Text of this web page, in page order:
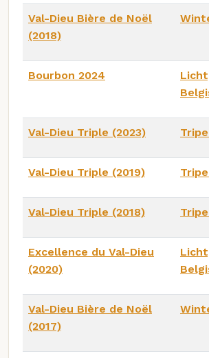
Val-Dieu Bière de Noël
(2018)
Bourbon 2024
Val-Dieu Triple (2023)
Val-Dieu Triple (2019)
Val-Dieu Triple (2018)
Excellence du Val-Dieu
(2020)
Val-Dieu Bière de Noël
(2017)